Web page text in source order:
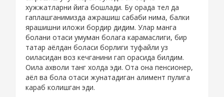
хужжатларни йига бошлади. Бу орада тел да
гаплашганимизда ажрашиш сабаби нима, балки
ярашишни иложи бордир дидим. Улар манга
болани отаси умуман болага карамаслиги, бир
татар аёлдан боласи борлиги туфайли уз
оиласидан воз кечганини гап орасида билдим.
Оила ахволи танг холда эди. Ота она пенсионер,
аёл ва бола отаси жунатадиган алимент пулига
караб колишган эди.